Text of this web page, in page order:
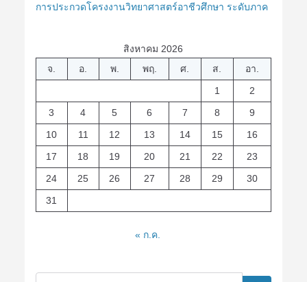
การประกวดโครงงานวิทยาศาสตร์อาชีวศึกษา ระดับภาค
สิงหาคม 2026
จ.
อ. พ. พฤ. ศ. ส.
อา.
1
2
3
4 5 6 7 8
9
10
11 12 13 14 15
16
17
18 19 20 21 22
23
24
25 26 27 28 29
30
31
« ก.ค.